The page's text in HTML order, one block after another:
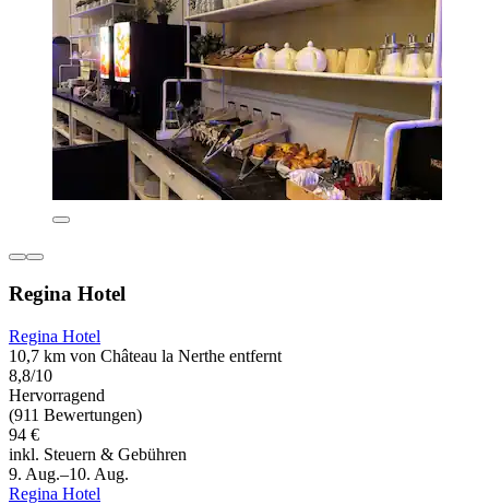
Regina Hotel
Regina Hotel
10,7 km von Château la Nerthe entfernt
8,8/10
Hervorragend
(911 Bewertungen)
94 €
inkl. Steuern & Gebühren
9. Aug.–10. Aug.
Regina Hotel